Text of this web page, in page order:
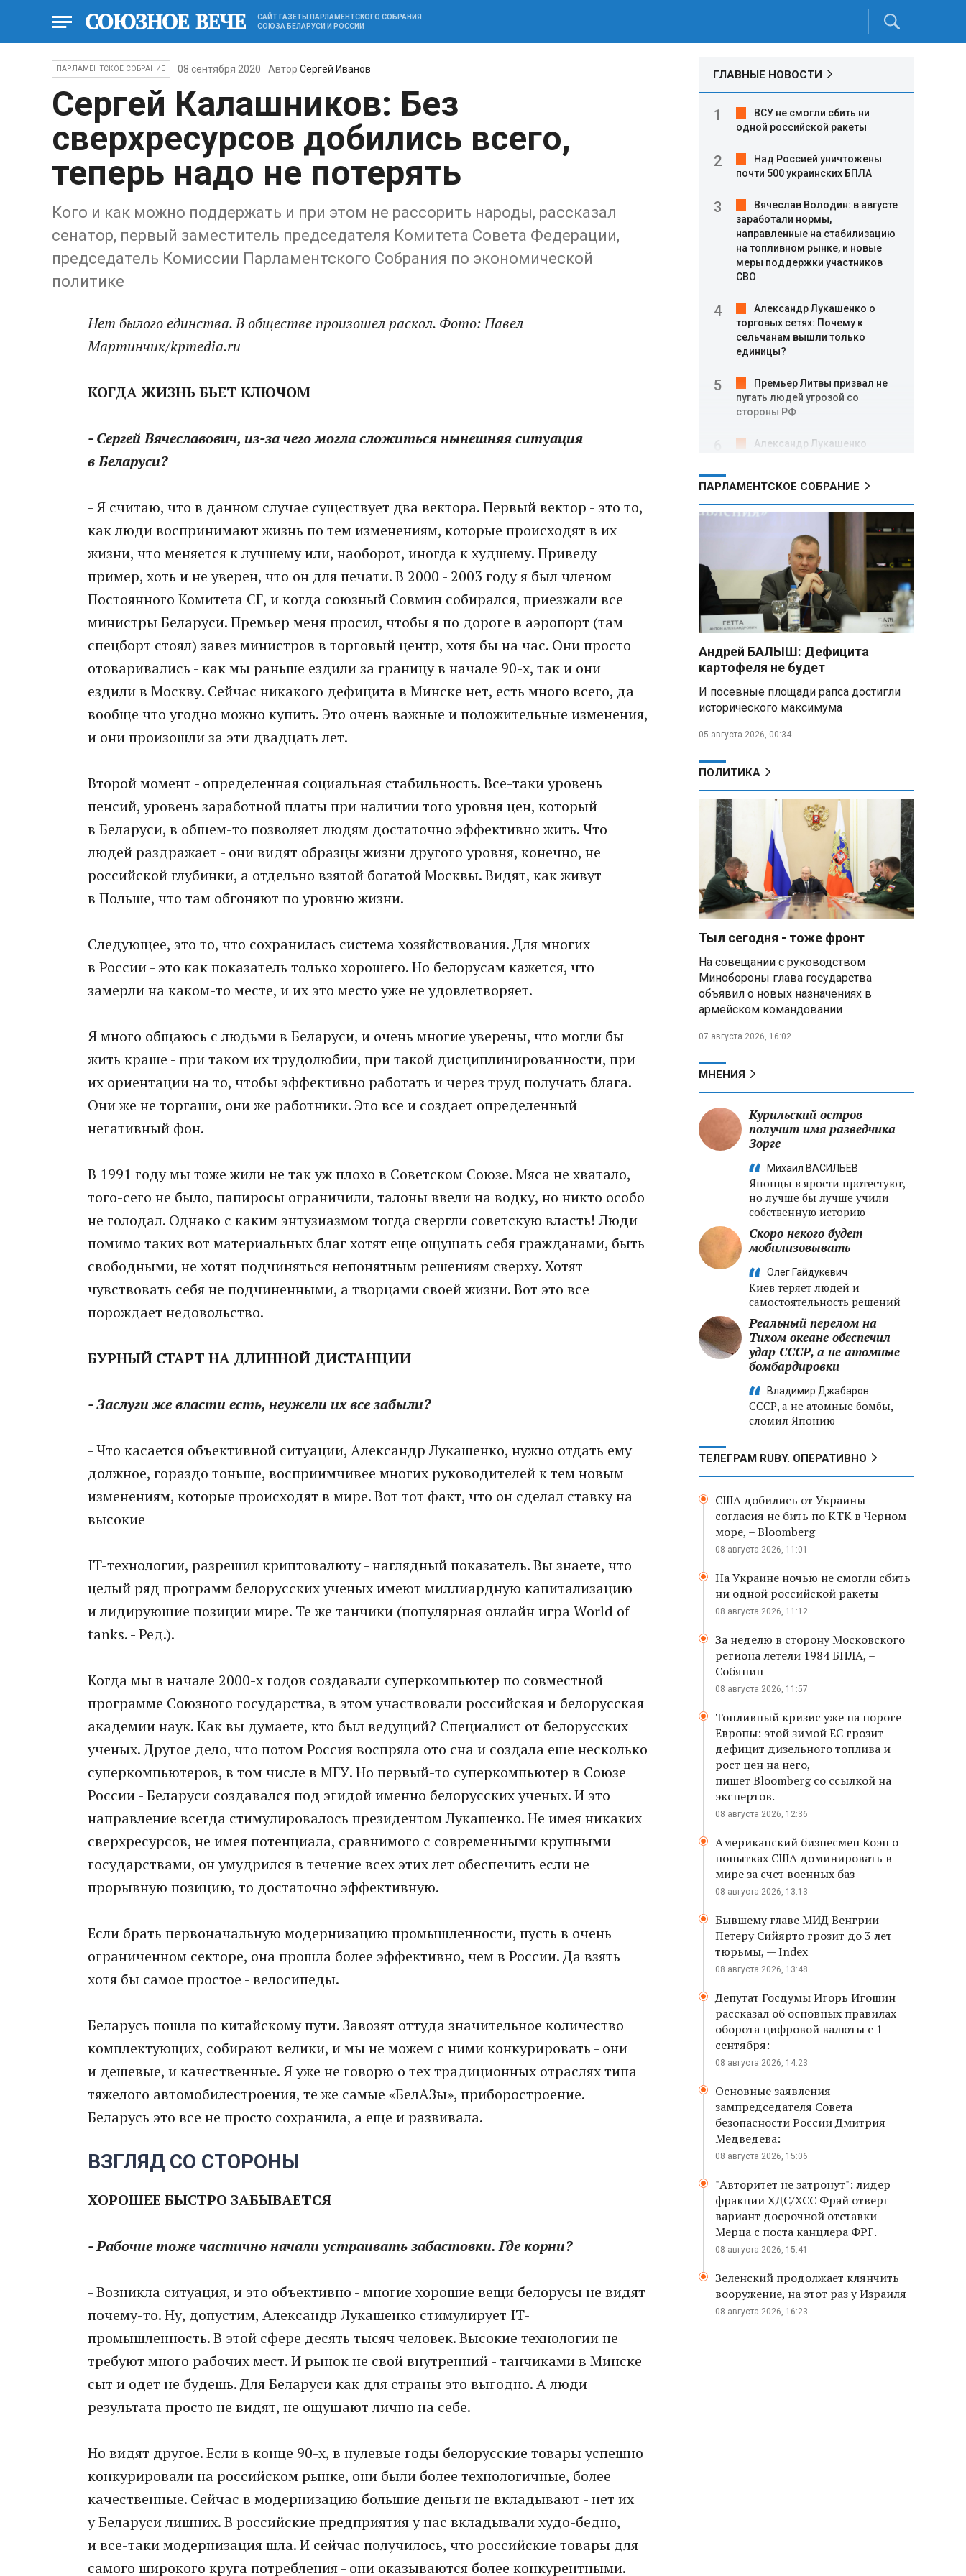
САЙТ ГАЗЕТЫ ПАРЛАМЕНТСКОГО СОБРАНИЯ
СОЮЗА БЕЛАРУСИ И РОССИИ
ПАРЛАМЕНТСКОЕ СОБРАНИЕ 08 сентября 2020 АвторСергей Иванов
Сергей Калашников: Без
сверхресурсов добились всего,
теперь надо не потерять
Кого и как можно поддержать и при этом не рассорить народы, рассказал
сенатор, первый заместитель председателя Комитета Совета Федерации,
председатель Комиссии Парламентского Собрания по экономической
политике
Нет былого единства. В обществе произошел раскол. Фото: Павел
Мартинчик/kpmedia.ru
КОГДА ЖИЗНЬ БЬЕТ КЛЮЧОМ
- Сергей Вячеславович, из-за чего могла сложиться нынешняя ситуация
в Беларуси?
- Я считаю, что в данном случае существует два вектора. Первый вектор - это то,
как люди воспринимают жизнь по тем изменениям, которые происходят в их
жизни, что меняется к лучшему или, наоборот, иногда к худшему. Приведу
пример, хоть и не уверен, что он для печати. В 2000 - 2003 году я был членом
Постоянного Комитета СГ, и когда союзный Совмин собирался, приезжали все
министры Беларуси. Премьер меня просил, чтобы я по дороге в аэропорт (там
спецборт стоял) завез министров в торговый центр, хотя бы на час. Они просто
отоваривались - как мы раньше ездили за границу в начале 90-х, так и они
ездили в Москву. Сейчас никакого дефицита в Минске нет, есть много всего, да
вообще что угодно можно купить. Это очень важные и положительные изменения,
и они произошли за эти двадцать лет.
Второй момент - определенная социальная стабильность. Все-таки уровень
пенсий, уровень заработной платы при наличии того уровня цен, который
в Беларуси, в общем-то позволяет людям достаточно эффективно жить. Что
людей раздражает - они видят образцы жизни другого уровня, конечно, не
российской глубинки, а отдельно взятой богатой Москвы. Видят, как живут
в Польше, что там обгоняют по уровню жизни.
Следующее, это то, что сохранилась система хозяйствования. Для многих
в России - это как показатель только хорошего. Но белорусам кажется, что
замерли на каком-то месте, и их это место уже не удовлетворяет.
Я много общаюсь с людьми в Беларуси, и очень многие уверены, что могли бы
жить краше - при таком их трудолюбии, при такой дисциплинированности, при
их ориентации на то, чтобы эффективно работать и через труд получать блага.
Они же не торгаши, они же работники. Это все и создает определенный
негативный фон.
В 1991 году мы тоже жили не так уж плохо в Советском Союзе. Мяса не хватало,
того-сего не было, папиросы ограничили, талоны ввели на водку, но никто особо
не голодал. Однако с каким энтузиазмом тогда свергли советскую власть! Люди
помимо таких вот материальных благ хотят еще ощущать себя гражданами, быть
свободными, не хотят подчиняться непонятным решениям сверху. Хотят
чувствовать себя не подчиненными, а творцами своей жизни. Вот это все
порождает недовольство.
БУРНЫЙ СТАРТ НА ДЛИННОЙ ДИСТАНЦИИ
- Заслуги же власти есть, неужели их все забыли?
- Что касается объективной ситуации, Александр Лукашенко, нужно отдать ему
должное, гораздо тоньше, восприимчивее многих руководителей к тем новым
изменениям, которые происходят в мире. Вот тот факт, что он сделал ставку на
высокие
IT-технологии, разрешил криптовалюту - наглядный показатель. Вы знаете, что
целый ряд программ белорусских ученых имеют миллиардную капитализацию
и лидирующие позиции мире. Те же танчики (популярная онлайн игра World of
tanks. - Ред.).
Когда мы в начале 2000-х годов создавали суперкомпьютер по совместной
программе Союзного государства, в этом участвовали российская и белорусская
академии наук. Как вы думаете, кто был ведущий? Специалист от белорусских
ученых. Другое дело, что потом Россия воспряла ото сна и создала еще несколько
суперкомпьютеров, в том числе в МГУ. Но первый-то суперкомпьютер в Союзе
России - Беларуси создавался под эгидой именно белорусских ученых. И это
направление всегда стимулировалось президентом Лукашенко. Не имея никаких
сверхресурсов, не имея потенциала, сравнимого с современными крупными
государствами, он умудрился в течение всех этих лет обеспечить если не
прорывную позицию, то достаточно эффективную.
Если брать первоначальную модернизацию промышленности, пусть в очень
ограниченном секторе, она прошла более эффективно, чем в России. Да взять
хотя бы самое простое - велосипеды.
Беларусь пошла по китайскому пути. Завозят оттуда значительное количество
комплектующих, собирают велики, и мы не можем с ними конкурировать - они
и дешевые, и качественные. Я уже не говорю о тех традиционных отраслях типа
тяжелого автомобилестроения, те же самые «БелАЗы», приборостроение.
Беларусь это все не просто сохранила, а еще и развивала.
ВЗГЛЯД СО СТОРОНЫ
ХОРОШЕЕ БЫСТРО ЗАБЫВАЕТСЯ
- Рабочие тоже частично начали устраивать забастовки. Где корни?
- Возникла ситуация, и это объективно - многие хорошие вещи белорусы не видят
почему-то. Ну, допустим, Александр Лукашенко стимулирует IT-
промышленность. В этой сфере десять тысяч человек. Высокие технологии не
требуют много рабочих мест. И рынок не свой внутренний - танчиками в Минске
сыт и одет не будешь. Для Беларуси как для страны это выгодно. А люди
результата просто не видят, не ощущают лично на себе.
Но видят другое. Если в конце 90-х, в нулевые годы белорусские товары успешно
конкурировали на российском рынке, они были более технологичные, более
качественные. Сейчас в модернизацию большие деньги не вкладывают - нет их
у Беларуси лишних. В российские предприятия у нас вкладывали худо-бедно,
и все-таки модернизация шла. И сейчас получилось, что российские товары для
самого широкого круга потребления - они оказываются более конкурентными.
ГЛАВНЫЕ НОВОСТИ
ВСУ не смогли сбить ни
одной российской ракеты
Над Россией уничтожены
почти 500 украинских БПЛА
Вячеслав Володин: в августе
заработали нормы,
направленные на стабилизацию
на топливном рынке, и новые
меры поддержки участников
СВО
Александр Лукашенко о
торговых сетях: Почему к
сельчанам вышли только
единицы?
Премьер Литвы призвал не
пугать людей угрозой со
стороны РФ
Александр Лукашенко
НАТО
В Белгородской области при
новых атаках ВСУ пострадали
еще четыре человека
Александр Лукашенко о
работе Белкоопсоюза: «Если это
так, это жуть»
самых популярных зарубежных
городов у российских туристов
Минобороны РФ: при
освобождении Анискино ВСУ
военных сдалась в плен
Александр Лукашенко:
Россияне «услышали батьку» и
скупают пустующие дома в
белорусских деревнях
Алесандр Лукашенко назвал
работу сельской торговли
«неудовлетворительной» и
возмутился «просрочкой и
тухлятиной»
Владимир Путин обсудил с
меры по защите инфраструктуры
от терактов
Минобороны РФ: «Искандер»
ВСУ в Днепропетровской
e‑торговле, биржевому рынку и
ученым званиям
ПАРЛАМЕНТСКОЕ СОБРАНИЕ
Андрей БАЛЫШ: Дефицита
картофеля не будет
И посевные площади рапса достигли
исторического максимума
05 августа 2026, 00:34
ПОЛИТИКА
Тыл сегодня - тоже фронт
На совещании с руководством
Минобороны глава государства
объявил о новых назначениях в
армейском командовании
07 августа 2026, 16:02
МНЕНИЯ
Курильский остров
получит имя разведчика
Зорге
Михаил ВАСИЛЬЕВ
Японцы в ярости протестуют,
но лучше бы лучше учили
собственную историю
Скоро некого будет
мобилизовывать
Олег Гайдукевич
Киев теряет людей и
самостоятельность решений
Реальный перелом на
Тихом океане обеспечил
удар СССР, а не атомные
бомбардировки
Владимир Джабаров
СССР, а не атомные бомбы,
сломил Японию
ТЕЛЕГРАМ RUBY. ОПЕРАТИВНО
США добились от Украины
согласия не бить по КТК в Черном
море, – Bloomberg
08 августа 2026, 11:01
На Украине ночью не смогли сбить
ни одной российской ракеты
08 августа 2026, 11:12
За неделю в сторону Московского
региона летели 1984 БПЛА, –
Собянин
08 августа 2026, 11:57
Топливный кризис уже на пороге
Европы: этой зимой ЕС грозит
дефицит дизельного топлива и
рост цен на него,
пишет Bloomberg со ссылкой на
экспертов.
08 августа 2026, 12:36
Американский бизнесмен Коэн о
попытках США доминировать в
мире за счет военных баз
08 августа 2026, 13:13
Бывшему главе МИД Венгрии
Петеру Сийярто грозит до 3 лет
тюрьмы, — Index
08 августа 2026, 13:48
Депутат Госдумы Игорь Игошин
рассказал об основных правилах
оборота цифровой валюты с 1
сентября:
08 августа 2026, 14:23
Основные заявления
зампредседателя Совета
безопасности России Дмитрия
Медведева:
08 августа 2026, 15:06
"Авторитет не затронут": лидер
фракции ХДС/ХСС Фрай отверг
вариант досрочной отставки
Мерца с поста канцлера ФРГ.
08 августа 2026, 15:41
Зеленский продолжает клянчить
вооружение, на этот раз у Израиля
08 августа 2026, 16:23